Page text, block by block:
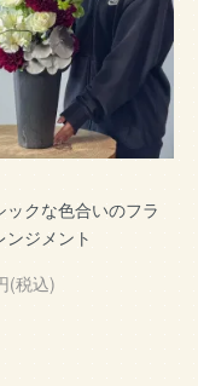
ックな色合いのフラ
ンジメント
(税込)